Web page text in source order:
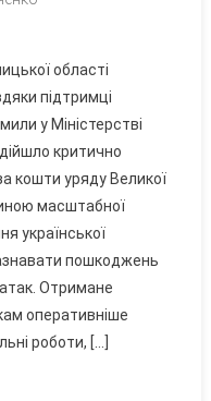
області
підтримці
у Міністерстві
критично
кошти уряду Великої
масштабної
української
пошкоджень
атак. Отримане
оперативніше
роботи, […]